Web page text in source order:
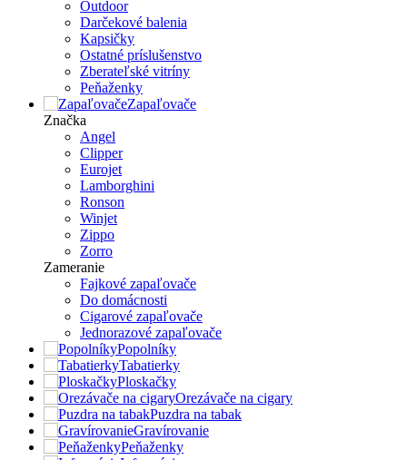
Outdoor
Darčekové balenia
Kapsičky
Ostatné príslušenstvo
Zberateľské vitríny
Peňaženky
Zapaľovače
Značka
Angel
Clipper
Eurojet
Lamborghini
Ronson
Winjet
Zippo
Zorro
Zameranie
Fajkové zapaľovače
Do domácnosti
Cigarové zapaľovače
Jednorazové zapaľovače
Popolníky
Tabatierky
Ploskačky
Orezávače na cigary
Puzdra na tabak
Gravírovanie
Peňaženky